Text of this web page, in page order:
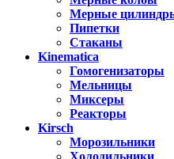
Мерные
Пипетки
Стаканы
Kinematica
Гомогенизаторы
Мельницы
Миксеры
Реакторы
Kirsch
Морозильники
Холодильники